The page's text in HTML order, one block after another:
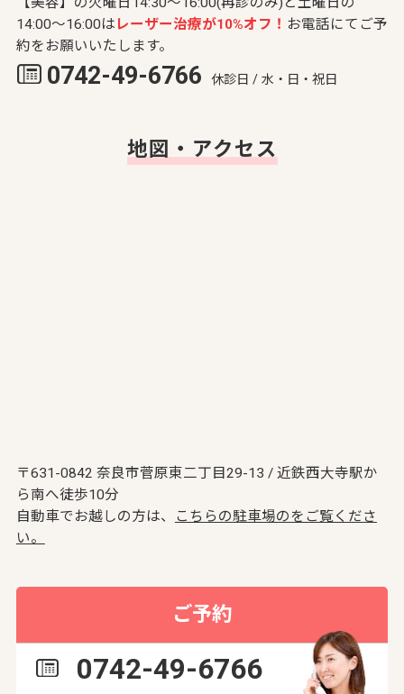
14:00～16:00は レーザー治療が10%オフ！ お電話にてご予
約をお願いいたします。
0742-49-6766 休診日 / 水・日・祝日
地図・アクセス
〒631-0842 奈良市菅原東二丁目29-13 / 近鉄西大寺駅か
ら南へ徒歩10分
自動車でお越しの方は、
こちらの駐車場のをご覧くださ
い。
ご予約
0742-49-6766